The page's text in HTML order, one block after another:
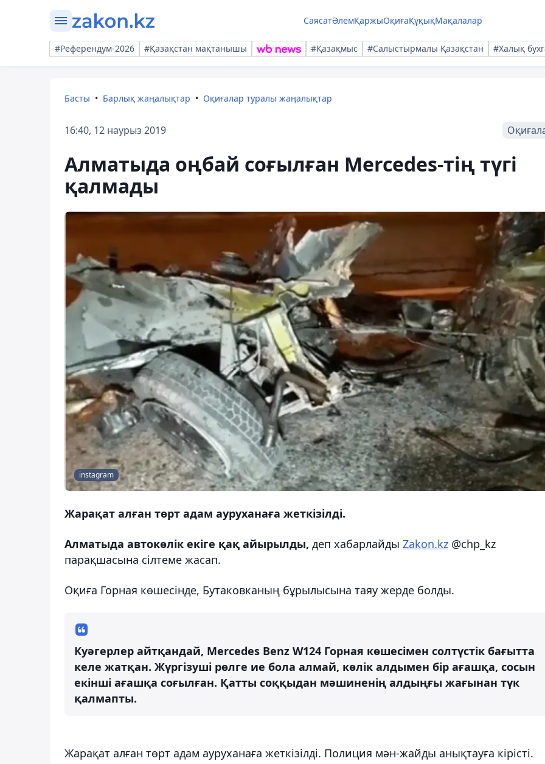
СаясатӘлемҚаржыОқиғаҚұқықМақалалар
#Референдум-2026 #Қазақстан мақтанышы #Қазақмыс #Салыстырмалы Қазақстан #Халық
Басты Барлық жаңалықтар Оқиғалар туралы жаңалықтар
16:40, 12 наурыз 2019
Алматыда оңбай соғылған Mercedes-тің түгі
қалмады
instagram
Жарақат алған төрт адам ауруханаға жеткізілді.
Алматыда автокөлік екіге қақ айырылды, деп хабарлайды Zakon.kz @chp_kz
парақшасына сілтеме жасап.
Оқиға Горная көшесінде, Бутаковканың бұрылысына таяу жерде болды.
Куәгерлер айтқандай, Mercedes Benz W124 Горная көшесімен солтүстік бағытта
келе жатқан. Жүргізуші рөлге ие бола алмай, көлік алдымен бір ағашқа, сосын
екінші ағашқа соғылған. Қатты соққыдан мәшиненің алдыңғы жағынан түк
қалмапты.
Жарақат алған төрт адам ауруханаға жеткізілді. Полиция мән-жайды анықтауға кірісті.